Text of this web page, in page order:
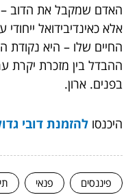
האדם שמקבל את הדוב –
אלא כאינדיבידואל
החיים שלו – היא נקודת
ההבדל בין מזכרת יקרת
בפנים. ארון.
היכנסו להזמנת דובי
פיננסים פנאי